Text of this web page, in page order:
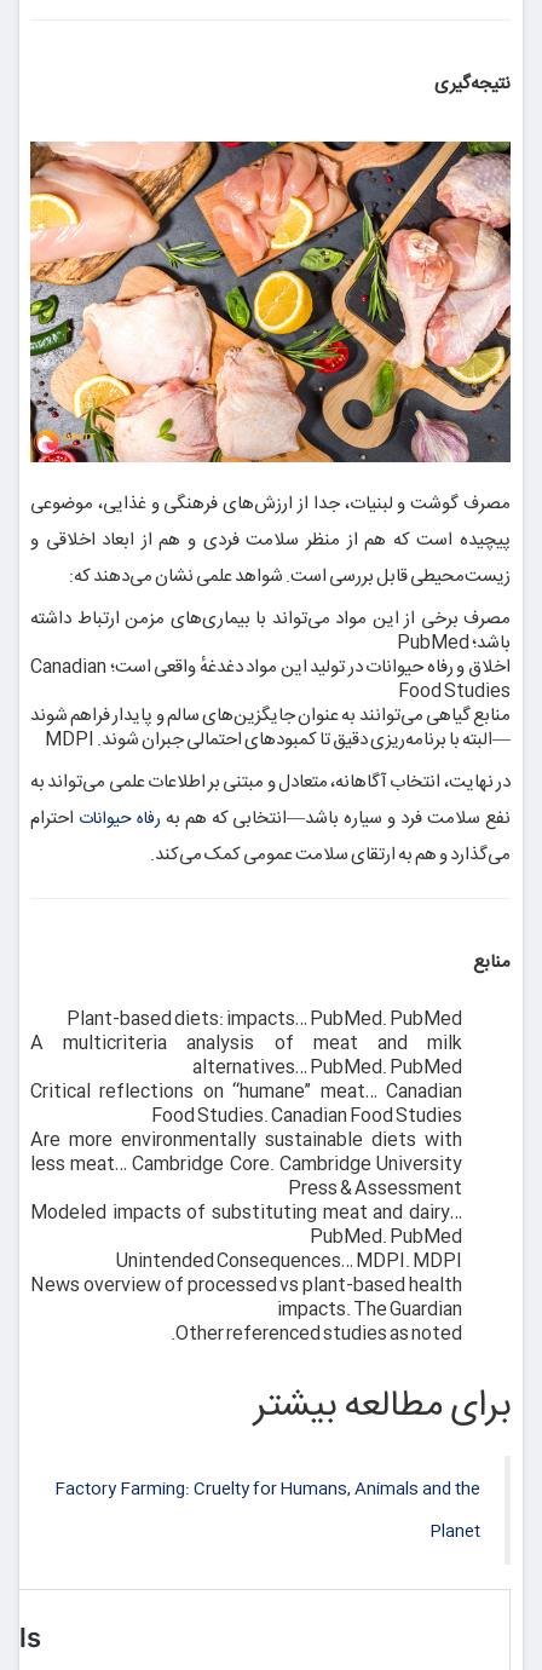
نتیجه‌گیری
مصرف گوشت و لبنیات، جدا از ارزش‌های فرهنگی و غذایی، موضوعی
پیچیده است که هم از منظر سلامت فردی و هم از ابعاد اخلاقی و
زیست‌محیطی قابل بررسی است. شواهد علمی نشان می‌دهند که:
مصرف برخی از این مواد می‌تواند با بیماری‌های مزمن ارتباط داشته
باشد؛PubMed
اخلاق و رفاه حیوانات در تولید این مواد دغدغهٔ واقعی است؛Canadian
Food Studies
منابع گیاهی می‌توانند به عنوان جایگزین‌های سالم و پایدار فراهم شوند
—البته با برنامه‌ریزی دقیق تا کمبودهای احتمالی جبران شوند. MDPI
در نهایت، انتخاب آگاهانه، متعادل و مبتنی بر اطلاعات علمی می‌تواند به
نفع سلامت فرد و سیاره باشد—انتخابی که هم به رفاه حیوانات احترام
می‌گذارد و هم به ارتقای سلامت عمومی کمک می‌کند.
منابع
Plant-based diets: impacts… PubMed.PubMed
A multicriteria analysis of meat and milk
alternatives… PubMed.PubMed
Critical reflections on “humane” meat… Canadian
Food Studies.Canadian Food Studies
Are more environmentally sustainable diets with
less meat… Cambridge Core. Cambridge University
Press & Assessment
Modeled impacts of substituting meat and dairy…
PubMed.PubMed
Unintended Consequences… MDPI.MDPI
News overview of processed vs plant-based health
impacts.The Guardian
Other referenced studies as noted.
برای مطالعه بیشتر
Factory Farming: Cruelty for Humans, Animals and the
Planet